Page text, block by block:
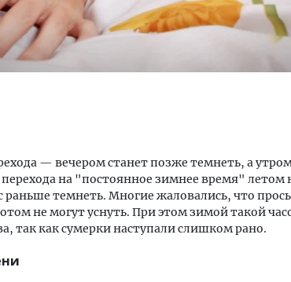
— вечером станет позже темнеть, а утром
перехода на "постоянное зимнее время" летом
раньше темнеть. Многие жаловались, что
не могут уснуть. При этом зимой такой
так как сумерки наступали слишком рано.
земли. Мощение крупноформатными
плитами становится новым
СТРОИТЕЛЬСТВО